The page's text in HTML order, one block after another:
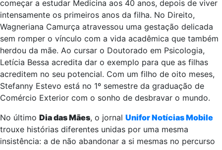
começar a estudar Medicina aos 40 anos, depois de viver
intensamente os primeiros anos da filha. No Direito,
Wagneriana Camurça atravessou uma gestação delicada
sem romper o vínculo com a vida acadêmica que também
herdou da mãe. Ao cursar o Doutorado em Psicologia,
Letícia Bessa acredita dar o exemplo para que as filhas
acreditem no seu potencial. Com um filho de oito meses,
Stefanny Estevo está no 1º semestre da graduação de
Comércio Exterior com o sonho de desbravar o mundo.
No último Dia das Mães, o jornal Unifor Notícias Mobile
trouxe histórias diferentes unidas por uma mesma
insistência: a de não abandonar a si mesmas no percurso